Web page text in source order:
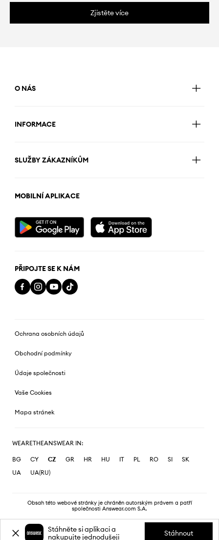
Zjistěte více
O NÁS
INFORMACE
SLUŽBY ZÁKAZNÍKŮM
MOBILNÍ APLIKACE
PŘIPOJTE SE K NÁM
Ochrana osobních údajů
Obchodní podmínky
Údaje společnosti
Vaše Cookies
Mapa stránek
WEARETHEANSWEAR IN:
BG CY CZ GR HR HU IT PL RO SI
SK
UA
UA(RU)
Obsah této webové stránky je chráněn autorským právem a patří
společnosti Answear.com S.A.
Stáhněte si aplikaci a
nakupujte jednodušeji
Stáhnout